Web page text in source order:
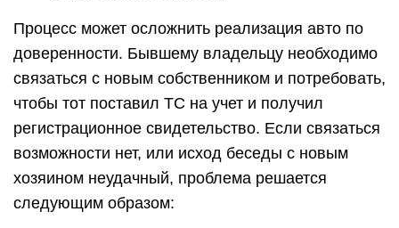
Процесс может осложнить реализация авто по
доверенности. Бывшему владельцу необходимо
связаться с новым собственником и потребовать,
чтобы тот поставил ТС на учет и получил
регистрационное свидетельство. Если связаться
возможности нет, или исход беседы с новым
хозяином неудачный, проблема решается
следующим образом: